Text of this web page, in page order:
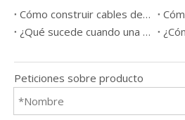
Cómo construir cables de bujía
¿Qué sucede cuando una bujía sale mal?
Peticiones sobre producto